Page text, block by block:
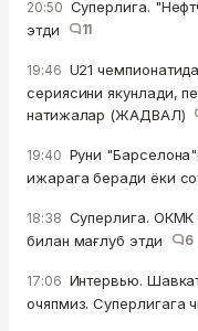
20:50 Суперлига.
этди
11
19:46 U21
сериясини якунлади,
натижалар (ЖАДВАЛ)
19:40 Руни
ижарага беради ёки
18:38 Суперлига. ОКМК
билан мағлуб этди
6
17:06 Интервью.
очяпмиз. Суперлигага